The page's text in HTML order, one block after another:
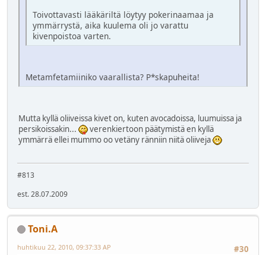
Toivottavasti lääkäriltä löytyy pokerinaamaa ja
ymmärrystä, aika kuulema oli jo varattu
kivenpoistoa varten.
Metamfetamiiniko vaarallista? P*skapuheita!
Mutta kyllä oliiveissa kivet on, kuten avocadoissa, luumuissa ja
persikoissakin...
verenkiertoon päätymistä en kyllä
ymmärrä ellei mummo oo vetäny ränniin niitä oliiveja
#813
est. 28.07.2009
Toni.A
#30
huhtikuu 22, 2010, 09:37:33 AP